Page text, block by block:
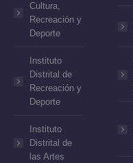
Cultura,
Recreación y
Deporte
Instituto
Distrital de
Recreación y
Deporte
Instituto
Distrital de
las Artes